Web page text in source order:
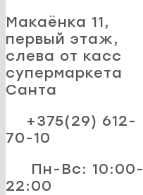
Макаёнка 11,
первый этаж,
слева от касс
супермаркета
Санта
+375(29) 612-
70-10
Пн-Вс: 10:00-
22:00